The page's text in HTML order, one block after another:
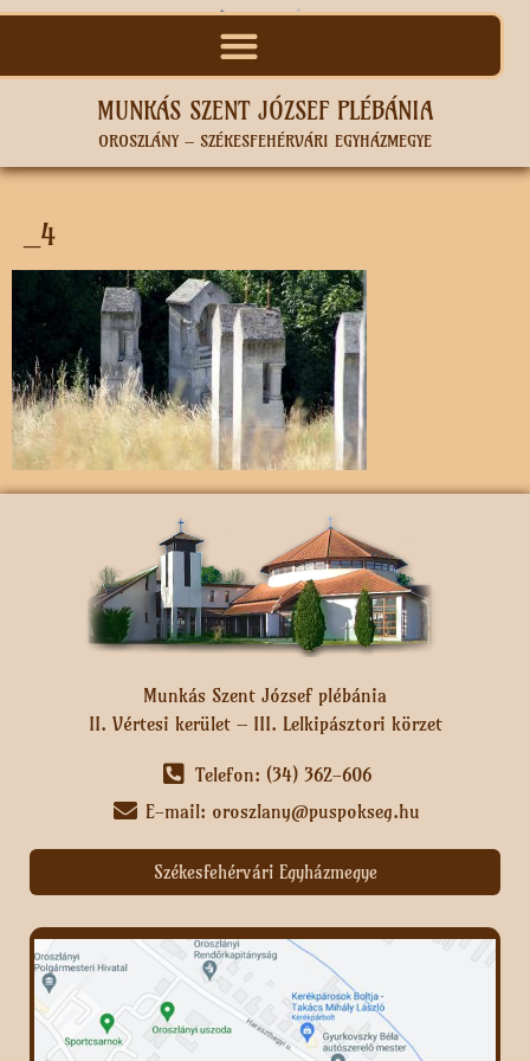
MUNKÁS SZENT JÓZSEF PLÉBÁNIA
OROSZLÁNY – SZÉKESFEHÉRVÁRI EGYHÁZMEGYE
_4
Munkás Szent József plébánia
II. Vértesi kerület – III. Lelkipásztori körzet
Telefon: (34) 362-606
E-mail: oroszlany@puspokseg.hu
Székesfehérvári Egyházmegye